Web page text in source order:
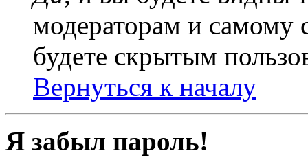
модераторам и самому
будете скрытым
Вернуться к началу
Я забыл пароль!